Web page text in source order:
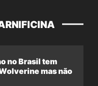
no Brasil tem
mas não